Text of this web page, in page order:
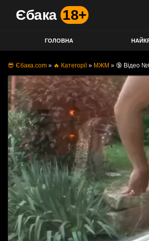
Єбака 18+
ГОЛОВНА
😎 Єбака.com » 🔥 Категорії» МЖМ » 🔞 Відео